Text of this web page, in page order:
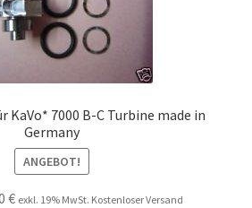
KaVo* 7000 B-C Turbine made in
Germany
ANGEBOT!
€Aktueller
exkl. 19% MwSt. Kostenloser Versand